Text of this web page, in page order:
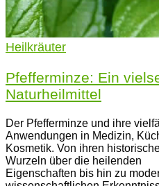
Heilkräuter
Pfefferminze: Ein
Naturheilmittel
Der Pfefferminze und ihre
Anwendungen in Medizin,
Kosmetik. Von ihren
Wurzeln über die heilenden
Eigenschaften bis hin zu